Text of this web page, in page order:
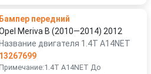
Бампер передний
Meriva B (2010—2014) 2012
Название двигателя 1.4T A14NET
13267699
Примечание:1.4T A14NET До